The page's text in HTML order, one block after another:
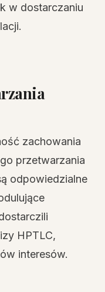
w dostarczaniu
zachowania
przetwarzania
odpowiedzialne
HPTLC,
interesów.